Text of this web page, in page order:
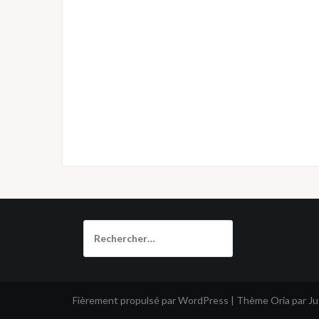
Fièrement propulsé par WordPress | Thème Oria par